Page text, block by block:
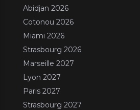
Abidjan 2026
Cotonou 2026
Miami 2026
Strasbourg 2026
Marseille 2027
Lyon 2027
Paris 2027
Strasbourg 2027